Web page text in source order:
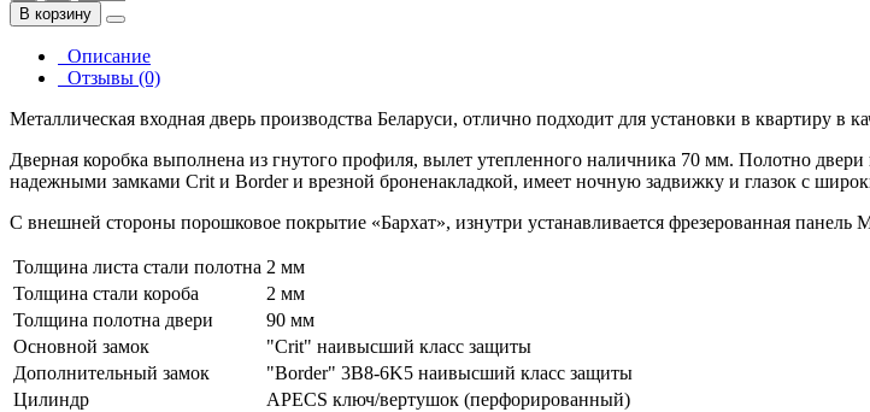
В корзину
Описание
Отзывы (0)
Металлическая входная дверь производства Беларуси, отлично подходит для установки в квартиру в
Дверная коробка выполнена из гнутого профиля, вылет утепленного наличника 70 мм. Полотно
надежными замками Crit и Border и врезной броненакладкой, имеет ночную задвижку и глазок c
С внешней стороны порошковое покрытие «Бархат», изнутри устанавливается фрезерованная
Толщина листа стали полотна 2 мм
Толщина стали короба
2 мм
Толщина полотна двери
90 мм
Основной замок
"Crit" наивысший класс защиты
Дополнительный замок
"Border" 3B8-6K5 наивысший класс защиты
Цилиндр
APECS ключ/вертушок (перфорированный)